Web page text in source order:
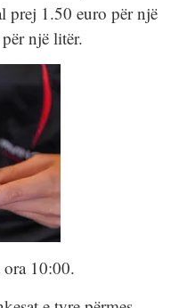
prej 1.50 euro për një
një litër.
10:00.